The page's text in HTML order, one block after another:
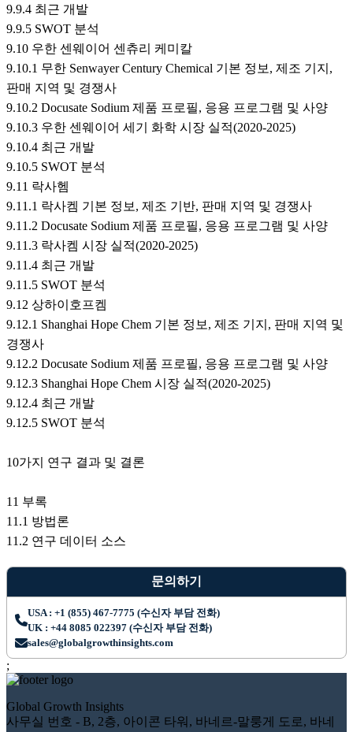
9.9.4 최근 개발
9.9.5 SWOT 분석
9.10 우한 센웨이어 센츄리 케미칼
9.10.1 무한 Senwayer Century Chemical 기본 정보, 제조 기지,
판매 지역 및 경쟁사
9.10.2 Docusate Sodium 제품 프로필, 응용 프로그램 및 사양
9.10.3 우한 센웨이어 세기 화학 시장 실적(2020-2025)
9.10.4 최근 개발
9.10.5 SWOT 분석
9.11 락사헴
9.11.1 락사켐 기본 정보, 제조 기반, 판매 지역 및 경쟁사
9.11.2 Docusate Sodium 제품 프로필, 응용 프로그램 및 사양
9.11.3 락사켐 시장 실적(2020-2025)
9.11.4 최근 개발
9.11.5 SWOT 분석
9.12 상하이호프켐
9.12.1 Shanghai Hope Chem 기본 정보, 제조 기지, 판매 지역 및
경쟁사
9.12.2 Docusate Sodium 제품 프로필, 응용 프로그램 및 사양
9.12.3 Shanghai Hope Chem 시장 실적(2020-2025)
9.12.4 최근 개발
9.12.5 SWOT 분석
10가지 연구 결과 및 결론
11 부록
11.1 방법론
11.2 연구 데이터 소스
문의하기
USA : +1 (855) 467-7775 (수신자 부담 전화)
UK : +44 8085 022397 (수신자 부담 전화)
sales@globalgrowthinsights.com
;
Global Growth Insights
사무실 번호 - B, 2층, 아이콘 타워, 바네르-말룽게 도로, 바네